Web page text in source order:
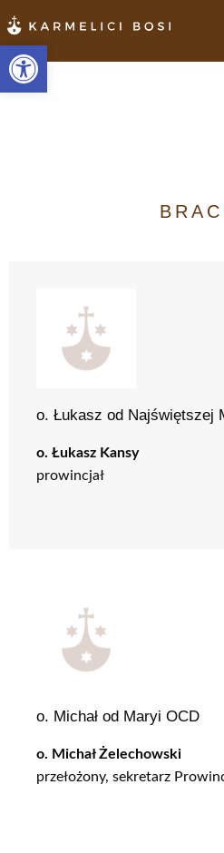
Otwórz pasek narzędzi
o. Łukasz od Najświętszej
o. Łukasz Kansy
prowincjał
o. Michał od Maryi OCD
o. Michał Żelechowski
przełożony, sekretarz